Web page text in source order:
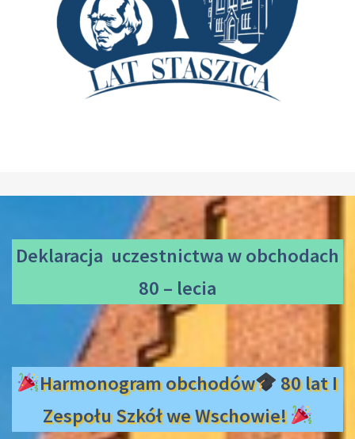
Deklaracja uczestnictwaw obchodach
80 – lecia
Harmonogram obchodów
80 lat I
Zespołu Szkół we Wschowie!